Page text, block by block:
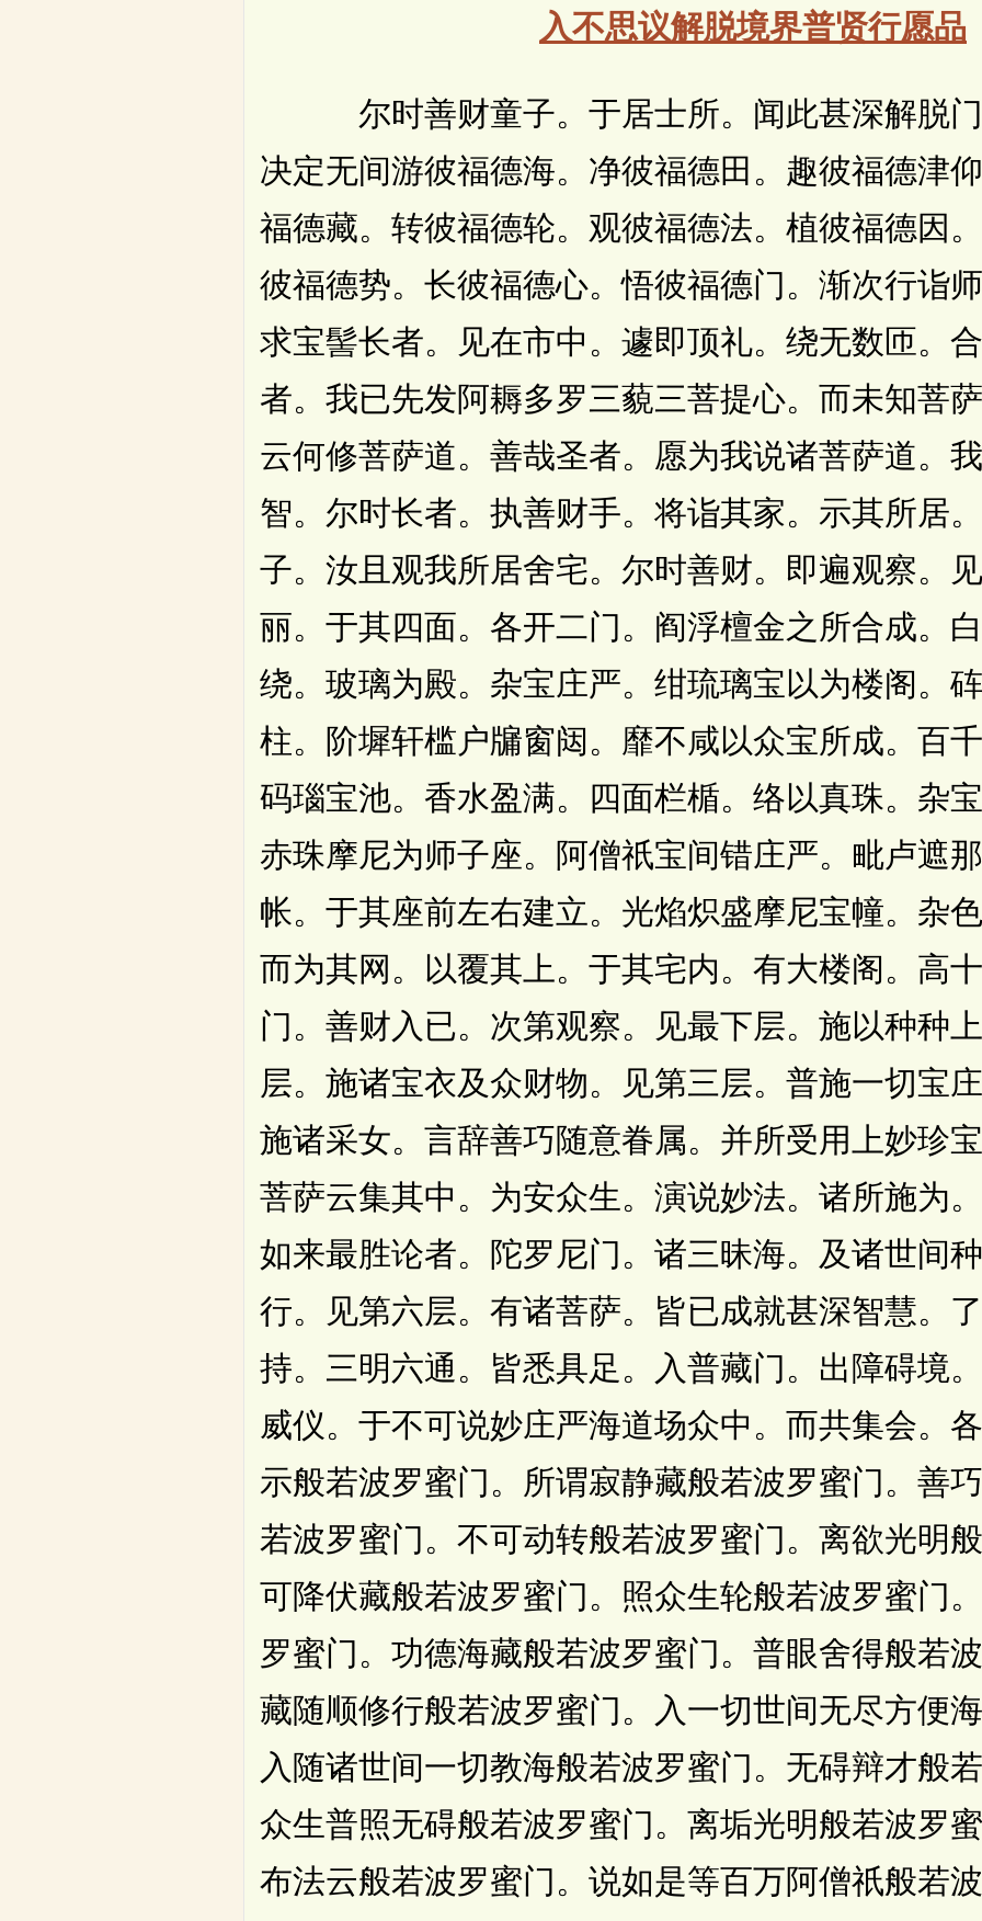
入不思议解脱境界普贤行愿品
尔时善财童子。于居士所。闻此甚深解脱门
决定无间游彼福德海。净彼福德田。趣彼福德津
福德藏。转彼福德轮。观彼福德法。植彼福德因
彼福德势。长彼福德心。悟彼福德门。渐次行诣
求宝髻长者。见在市中。遽即顶礼。绕无数匝。
者。我已先发阿耨多罗三藐三菩提心。而未知菩
云何修菩萨道。善哉圣者。愿为我说诸菩萨道。
智。尔时长者。执善财手。将诣其家。示其所居
子。汝且观我所居舍宅。尔时善财。即遍观察。
丽。于其四面。各开二门。阎浮檀金之所合成。
绕。玻璃为殿。杂宝庄严。绀琉璃宝以为楼阁。
柱。阶墀轩槛户牖窗闼。靡不咸以众宝所成。百
码瑙宝池。香水盈满。四面栏楯。络以真珠。杂
赤珠摩尼为师子座。阿僧祇宝间错庄严。毗卢遮
帐。于其座前左右建立。光焰炽盛摩尼宝幢。杂
而为其网。以覆其上。于其宅内。有大楼阁。高
门。善财入已。次第观察。见最下层。施以种种
层。施诸宝衣及众财物。见第三层。普施一切宝
施诸采女。言辞善巧随意眷属。并所受用上妙珍
菩萨云集其中。为安众生。演说妙法。诸所施为
如来最胜论者。陀罗尼门。诸三昧海。及诸世间
行。见第六层。有诸菩萨。皆已成就甚深智慧。
持。三明六通。皆悉具足。入普藏门。出障碍境
威仪。于不可说妙庄严海道场众中。而共集会。
示般若波罗蜜门。所谓寂静藏般若波罗蜜门。善
若波罗蜜门。不可动转般若波罗蜜门。离欲光明
可降伏藏般若波罗蜜门。照众生轮般若波罗蜜门
罗蜜门。功德海藏般若波罗蜜门。普眼舍得般若
藏随顺修行般若波罗蜜门。入一切世间无尽方便
入随诸世间一切教海般若波罗蜜门。无碍辩才般
众生普照无碍般若波罗蜜门。离垢光明般若波罗
布法云般若波罗蜜门。说如是等百万阿僧祇般若